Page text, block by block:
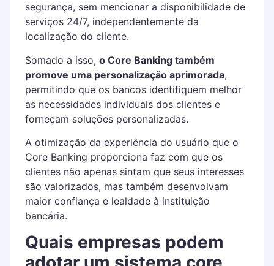
segurança, sem mencionar a disponibilidade de
serviços 24/7, independentemente da
localização do cliente.
Somado a isso, o Core Banking também
promove uma personalização aprimorada,
permitindo que os bancos identifiquem melhor
as necessidades individuais dos clientes e
forneçam soluções personalizadas.
A otimização da experiência do usuário que o
Core Banking proporciona faz com que os
clientes não apenas sintam que seus interesses
são valorizados, mas também desenvolvam
maior confiança e lealdade à instituição
bancária.
Quais empresas podem